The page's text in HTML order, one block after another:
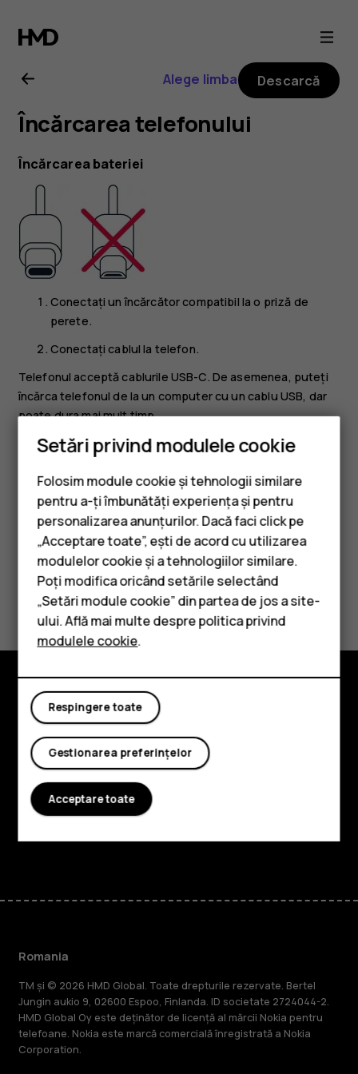
Ghid
de
utilizare
Nokia
6.2
Smartphone-uri
Telefoane clasice
Accesorii
Tablete
Alege limba Descarcă
Încărcarea telefonului
Încărcarea bateriei
Conectați un încărcător compatibil la o priză de
perete.
Conectați cablul la telefon.
Telefonul acceptă cablurile USB-C. De asemenea, puteți
încărca telefonul de la un computer cu un cablu USB, dar
poate dura mai mult timp.
Dacă acumulatorul este complet descărcat, s-ar putea să
fie necesare mai multe minute până când se afișează
indicatorul de încărcare.
Considerați utile aceste informații?
Da Nu
Explorează
Despre
Planet and people
Asistență
FacebookInstagram
TiktokYoutubeLinkedinDiscord
Romania
TM și © 2026 HMD Global. Toate drepturile rezervate. Bertel
Jungin aukio 9, 02600 Espoo, Finlanda. ID societate 2724044-2.
HMD Global Oy este deținător de licență al mărcii Nokia pentru
telefoane. Nokia este marcă comercială înregistrată a Nokia
Corporation.
Setări privind modulele cookie
Folosim module cookie și tehnologii similare
pentru a-ți îmbunătăți experiența și pentru
personalizarea anunțurilor. Dacă faci click pe
„Acceptare toate”, ești de acord cu utilizarea
modulelor cookie și a tehnologiilor similare.
Poți modifica oricând setările selectând
„Setări module cookie” din partea de jos a site-
ului. Află mai multe despre politica privind
modulele cookie.
Respingere toate
Gestionarea preferințelor
Acceptare toate